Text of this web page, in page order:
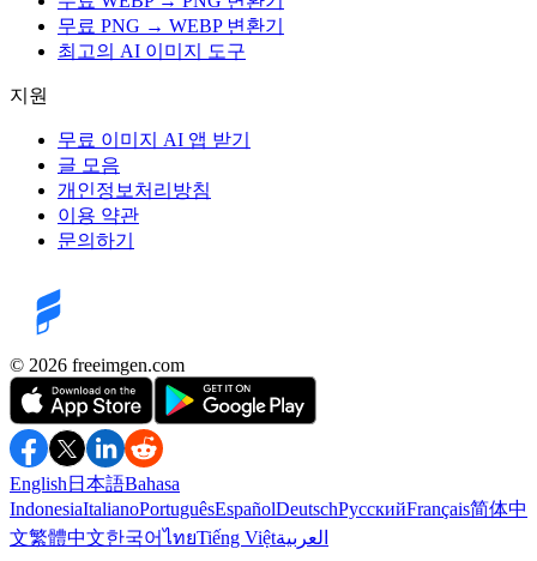
무료 PNG → WEBP 변환기
최고의 AI 이미지 도구
지원
무료 이미지 AI 앱 받기
글 모음
개인정보처리방침
이용 약관
문의하기
©️ 2026 freeimgen.com
English 日本語Bahasa
IndonesiaItalianoPortuguêsEspañolDeutschРусскийFrançais简体中
文繁體中文한국어ไทยTiếng Việtالعربية